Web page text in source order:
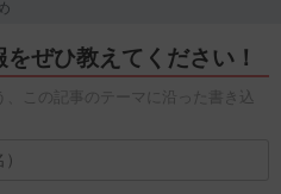
ぜひ教えてください！
この記事のテーマに沿った書き込